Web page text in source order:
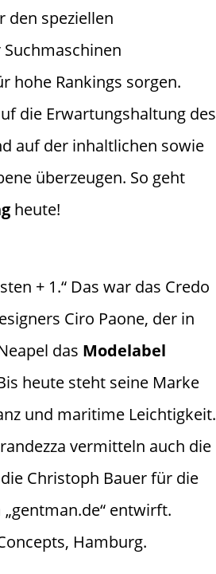
den speziellen
hohe Rankings sorgen.
die Erwartungshaltung des
auf der inhaltlichen sowie
überzeugen. So geht
heute!
+ 1.“ Das war das Credo
Ciro Paone, der in
das Modelabel
heute steht seine Marke
und maritime Leichtigkeit.
vermitteln auch die
Christoph Bauer für die
entwirft.
Hamburg.